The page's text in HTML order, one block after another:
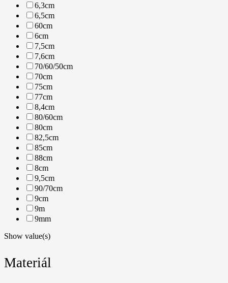
6,3cm
6,5cm
60cm
6cm
7,5cm
7,6cm
70/60/50cm
70cm
75cm
77cm
8,4cm
80/60cm
80cm
82,5cm
85cm
88cm
8cm
9,5cm
90/70cm
9cm
9m
9mm
Show value(s)
Materiál